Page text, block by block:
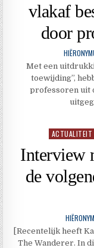
vlakaf
door
Met een
toewijding”,
professoren uit
Geplaatst
Interview
de
[Recentelijk heeft
The Wanderer. In